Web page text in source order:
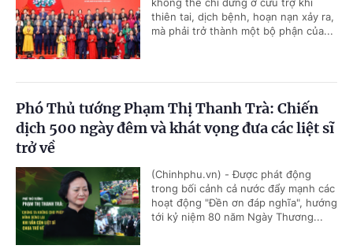
thiên tai, dịch bệnh, hoạn nạn xảy ra,
mà phải trở thành một bộ phận của...
Phó Thủ tướng Phạm Thị Thanh Trà: Chiến
dịch 500 ngày đêm và khát vọng đưa các liệt sĩ
trở về
(Chinhphu.vn) - Được phát động
trong bối cảnh cả nước đẩy mạnh các
hoạt động "Đền ơn đáp nghĩa", hướng
tới kỷ niệm 80 năm Ngày Thương...